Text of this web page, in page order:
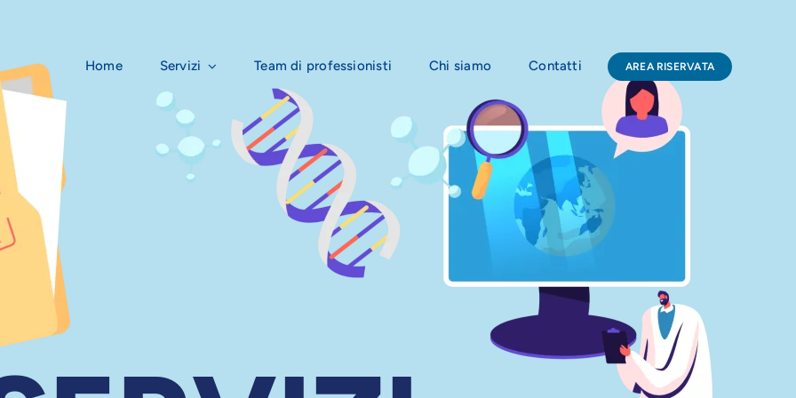
Home Servizi Team di professionisti Chi siamo Contatti AREA RISERVATA